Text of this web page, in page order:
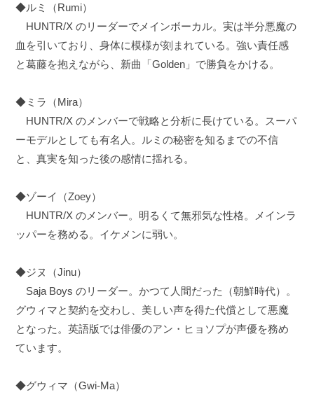
◆ルミ（Rumi）
HUNTR/X のリーダーでメインボーカル。実は半分悪魔の
血を引いており、身体に模様が刻まれている。強い責任感
と葛藤を抱えながら、新曲「Golden」で勝負をかける。
◆ミラ（Mira）
HUNTR/X のメンバーで戦略と分析に長けている。スーパ
ーモデルとしても有名人。ルミの秘密を知るまでの不信
と、真実を知った後の感情に揺れる。
◆ゾーイ（Zoey）
HUNTR/X のメンバー。明るくて無邪気な性格。メインラ
ッパーを務める。イケメンに弱い。
◆ジヌ（Jinu）
Saja Boys のリーダー。かつて人間だった（朝鮮時代）。
グウィマと契約を交わし、美しい声を得た代償として悪魔
となった。英語版では俳優のアン・ヒョソプが声優を務め
ています。
◆グウィマ（Gwi-Ma）